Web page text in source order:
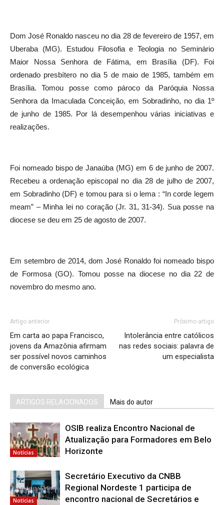
Dom José Ronaldo nasceu no dia 28 de fevereiro de 1957, em
Uberaba (MG). Estudou Filosofia e Teologia no Seminário
Maior Nossa Senhora de Fátima, em Brasília (DF). Foi
ordenado presbítero no dia 5 de maio de 1985, também em
Brasília. Tomou posse como pároco da Paróquia Nossa
Senhora da Imaculada Conceição, em Sobradinho, no dia 1º
de junho de 1985. Por lá desempenhou várias iniciativas e
realizações.
Foi nomeado bispo de Janaúba (MG) em 6 de junho de 2007.
Recebeu a ordenação episcopal no dia 28 de julho de 2007,
em Sobradinho (DF) e tomou para si o lema : “In corde legem
meam” – Minha lei no coração (Jr. 31, 31-34). Sua posse na
diocese se deu em 25 de agosto de 2007.
Em setembro de 2014, dom José Ronaldo foi nomeado bispo
de Formosa (GO). Tomou posse na diocese no dia 22 de
novembro do mesmo ano.
Artigo anterior
Em carta ao papa Francisco,
jovens da Amazônia afirmam
ser possível novos caminhos
de conversão ecológica
Próximo artigo
Intolerância entre católicos
nas redes sociais: palavra de
um especialista
ARTIGOS RELACIONADOS Mais do autor
Notícias
OSIB realiza Encontro Nacional de
Atualização para Formadores em Belo
Horizonte
Notícias
Secretário Executivo da CNBB
Regional Nordeste 1 participa de
encontro nacional de Secretários e